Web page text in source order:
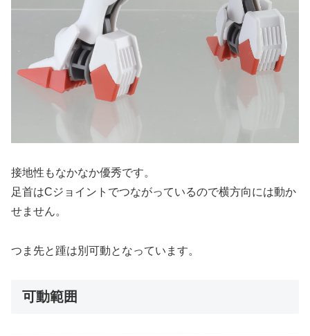
接地性もなかなか優秀です。
足首はCジョイントでつながっているので横方向には動か
せません。
つま先と踵は別可動となっています。
可動範囲